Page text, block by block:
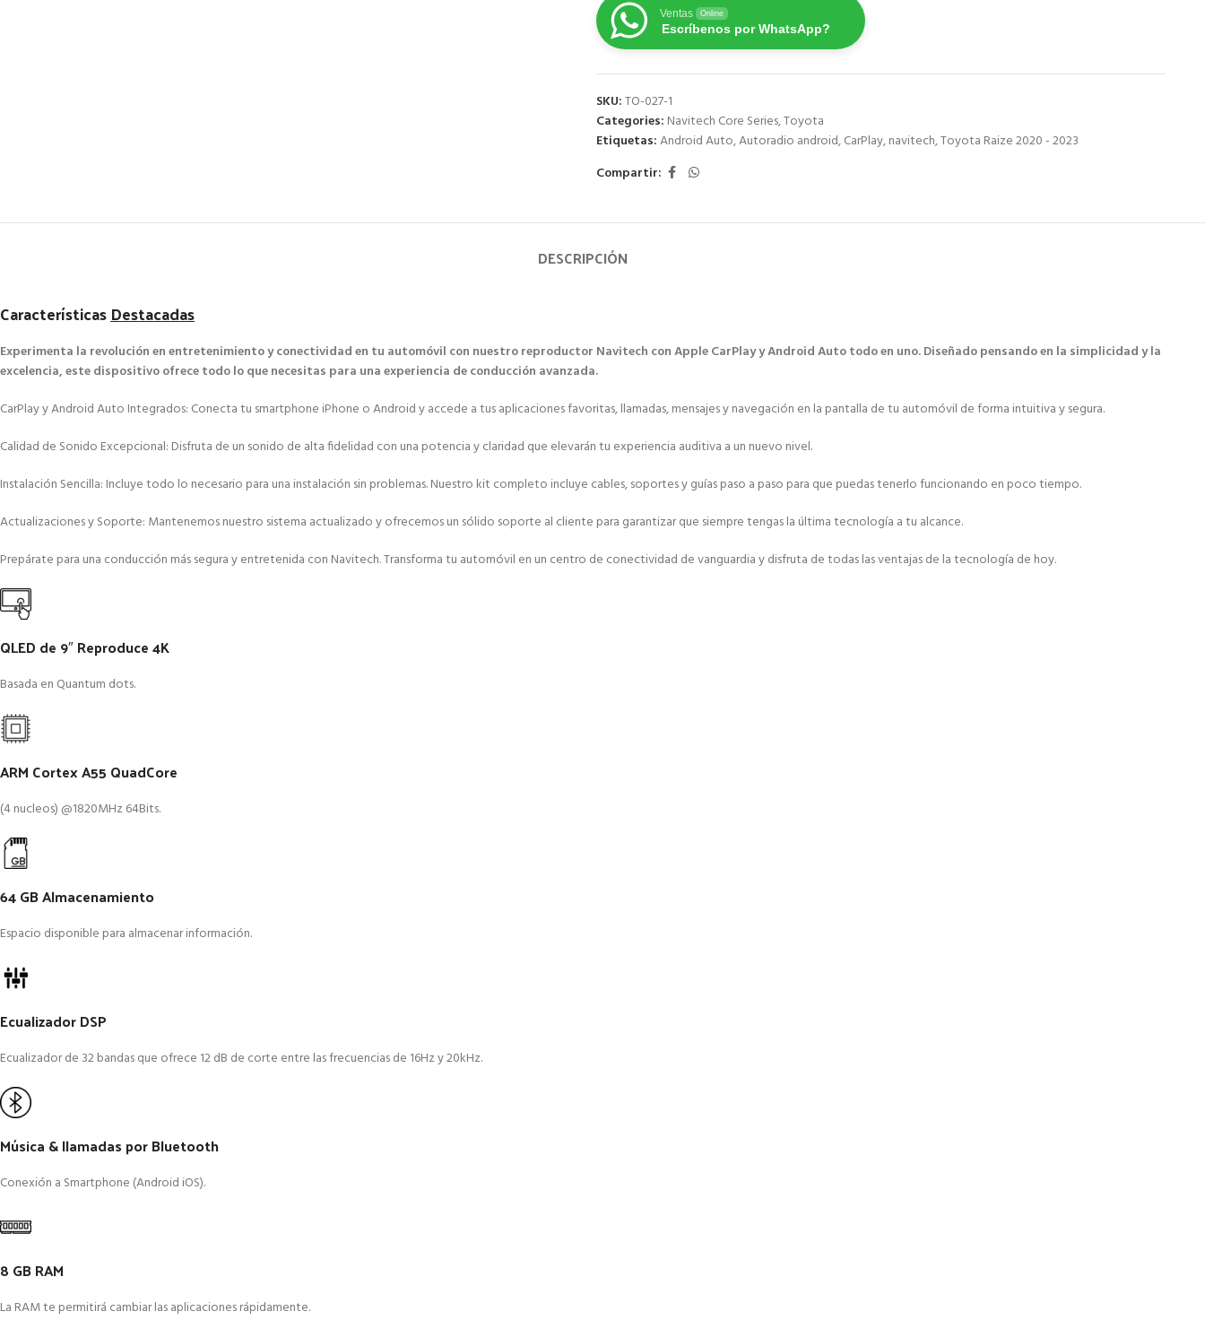
Ventas Online
Escríbenos por WhatsApp?
SKU:TO-027-1
Categories: Navitech Core Series,Toyota
Etiquetas:Android Auto,Autoradio android,CarPlay,navitech,Toyota Raize 2020 - 2023
Compartir:
DESCRIPCIÓN
CaracterísticasDestacadas
Experimenta la revolución en entretenimiento y conectividad en tu automóvil con nuestro reproductor Navitech con Apple CarPlay y Android Auto todo en uno. Diseñado pensando en la simplicidad y la
excelencia, este dispositivo ofrece todo lo que necesitas para una experiencia de conducción avanzada.
CarPlay y Android Auto Integrados: Conecta tu smartphone iPhone o Android y accede a tus aplicaciones favoritas, llamadas, mensajes y navegación en la pantalla de tu automóvil de forma intuitiva y segura.
Calidad de Sonido Excepcional: Disfruta de un sonido de alta fidelidad con una potencia y claridad que elevarán tu experiencia auditiva a un nuevo nivel.
Instalación Sencilla: Incluye todo lo necesario para una instalación sin problemas. Nuestro kit completo incluye cables, soportes y guías paso a paso para que puedas tenerlo funcionando en poco tiempo.
Actualizaciones y Soporte: Mantenemos nuestro sistema actualizado y ofrecemos un sólido soporte al cliente para garantizar que siempre tengas la última tecnología a tu alcance.
Prepárate para una conducción más segura y entretenida con Navitech. Transforma tu automóvil en un centro de conectividad de vanguardia y disfruta de todas las ventajas de la tecnología de hoy.
QLED de 9″ Reproduce 4K
Basada en Quantum dots.
ARM Cortex A55 QuadCore
(4 nucleos) @1820MHz 64Bits.
64 GB Almacenamiento
Espacio disponible para almacenar información.
Ecualizador DSP
Ecualizador de 32 bandas que ofrece 12 dB de corte entre las frecuencias de 16Hz y 20kHz.
Música & llamadas por Bluetooth
Conexión a Smartphone (Android iOS).
8 GB RAM
La RAM te permitirá cambiar las aplicaciones rápidamente.